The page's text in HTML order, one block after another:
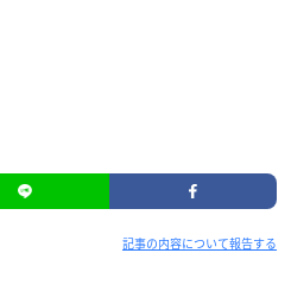
記事の内容について報告する